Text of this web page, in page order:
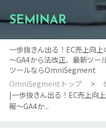
SEMINAR
一歩抜きん出る！EC売上向
～GA4から法改正、最新ツー
ツールならOmniSegment
OmniSegmentトップ
|一歩抜きん出る！EC売上向
報～GA4か...